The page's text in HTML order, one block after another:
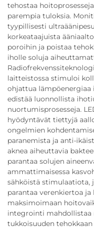
tehostaa
parempia tuloksia.
tyypillisesti
korkeataajuista
poroihin ja poistaa
iholle soluja
laitteistossa stimuloi
ohjattua lämpöenergiaa
edistää luonnollista
nuortumisprosesseja.
hyödyntävät tiettyjä
ongelmien
paranemista ja anti-
aknea aiheuttavia
parantaa solujen
ammattimaisessa
sähköistä stimulaatiota,
parantaa verenkiertoa
maksimoimaan
integrointi mahdollistaa
tukkoisuuden